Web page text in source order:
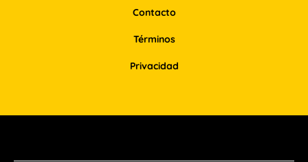
Contacto
Términos
Privacidad